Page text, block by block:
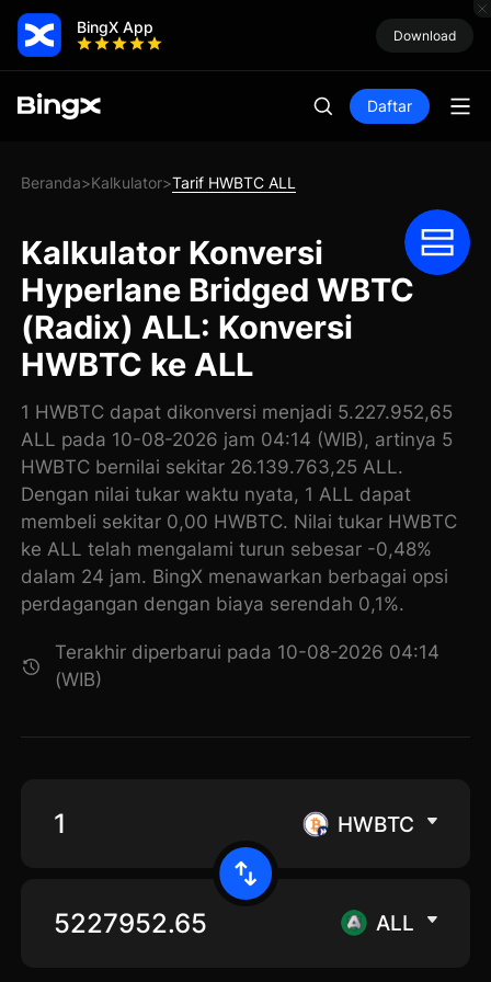
BingX App Download
Daftar
Beranda>Kalkulator>Tarif HWBTC ALL
Kalkulator Konversi
Hyperlane Bridged WBTC
(Radix) ALL: Konversi
HWBTC ke ALL
1 HWBTC dapat dikonversi menjadi 5.227.952,65
ALL pada 10-08-2026 jam 04:14 (WIB), artinya 5
HWBTC bernilai sekitar 26.139.763,25 ALL.
Dengan nilai tukar waktu nyata, 1 ALL dapat
membeli sekitar 0,00 HWBTC. Nilai tukar HWBTC
ke ALL telah mengalami turun sebesar -0,48%
dalam 24 jam. BingX menawarkan berbagai opsi
perdagangan dengan biaya serendah 0,1%.
Terakhir diperbarui pada 10-08-2026 04:14
(WIB)
HWBTC
ALL